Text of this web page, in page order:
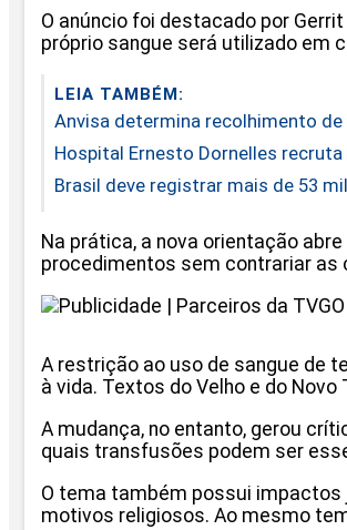
O anúncio foi destacado por
próprio sangue será utilizado em
LEIA TAMBÉM:
Anvisa determina recolhimento
Hospital Ernesto Dornelles
Brasil deve registrar mais de 53
Na prática, a nova orientação
procedimentos sem contrariar as
A restrição ao uso de sangue de
à vida. Textos do Velho e do
A mudança, no entanto, gerou
quais transfusões podem ser
O tema também possui impactos
motivos religiosos. Ao mesmo